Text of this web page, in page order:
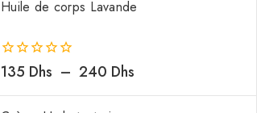
Huile de corps Lavande
0
5
135 Dhs – 240 Dhs